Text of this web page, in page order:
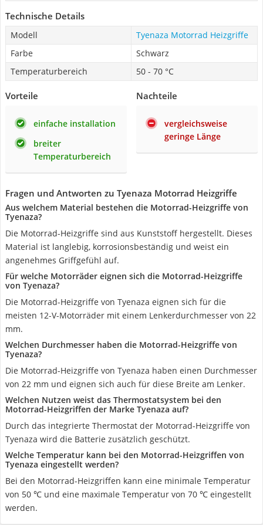
Technische Details
Modell
Tyenaza Motorrad Heizgriffe
Farbe
Schwarz
Temperaturbereich
50 - 70 °C
Vorteile
einfache installation
breiter
Temperaturbereich
Nachteile
vergleichsweise
geringe Länge
Fragen und Antworten zu Tyenaza Motorrad Heizgriffe
Aus welchem Material bestehen die Motorrad-Heizgriffe von
Tyenaza?
Die Motorrad-Heizgriffe sind aus Kunststoff hergestellt. Dieses
Material ist langlebig, korrosionsbeständig und weist ein
angenehmes Griffgefühl auf.
Für welche Motorräder eignen sich die Motorrad-Heizgriffe
von Tyenaza?
Die Motorrad-Heizgriffe von Tyenaza eignen sich für die
meisten 12-V-Motorräder mit einem Lenkerdurchmesser von 22
mm.
Welchen Durchmesser haben die Motorrad-Heizgriffe von
Tyenaza?
Die Motorrad-Heizgriffe von Tyenaza haben einen Durchmesser
von 22 mm und eignen sich auch für diese Breite am Lenker.
Welchen Nutzen weist das Thermostatsystem bei den
Motorrad-Heizgriffen der Marke Tyenaza auf?
Durch das integrierte Thermostat der Motorrad-Heizgriffe von
Tyenaza wird die Batterie zusätzlich geschützt.
Welche Temperatur kann bei den Motorrad-Heizgriffen von
Tyenaza eingestellt werden?
Bei den Motorrad-Heizgriffen kann eine minimale Temperatur
von 50 ℃ und eine maximale Temperatur von 70 ℃ eingestellt
werden.